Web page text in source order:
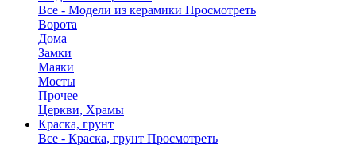
Все - Модели из керамики Просмотреть
Ворота
Дома
Замки
Маяки
Мосты
Прочее
Церкви, Храмы
Краска, грунт
Все - Краска, грунт Просмотреть